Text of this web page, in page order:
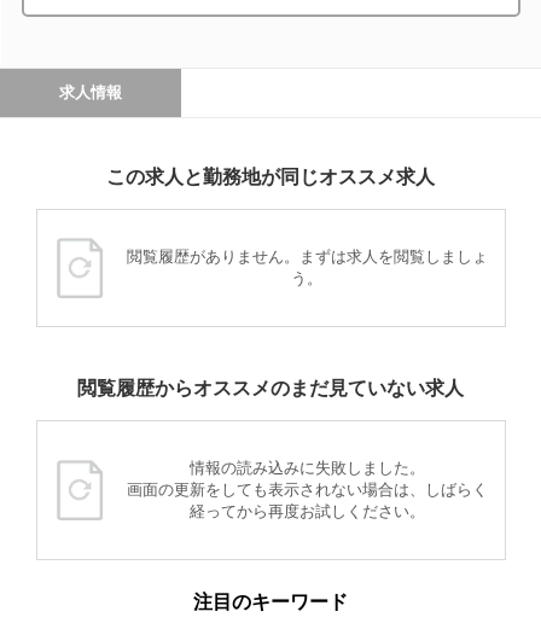
求人情報
この求人と勤務地が同じオススメ求人
閲覧履歴がありません。まずは求人を閲覧しましょ
う。
閲覧履歴からオススメのまだ見ていない求人
情報の読み込みに失敗しました。
画面の更新をしても表示されない場合は、しばらく
経ってから再度お試しください。
注目のキーワード